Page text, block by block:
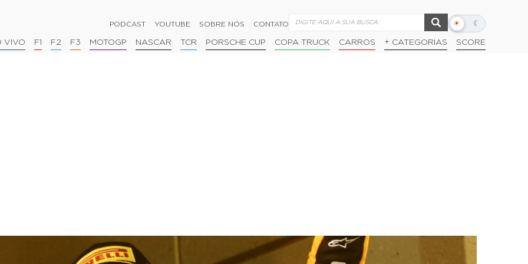
PODCAST YOUTUBE SOBRE NÓS CONTATO ☀ ☾
Alternar
escuro
VIVO F1 F2 F3 MOTOGP NASCAR TCR PORSCHE CUP COPA TRUCK CARROS + CATEGORIAS SCORE